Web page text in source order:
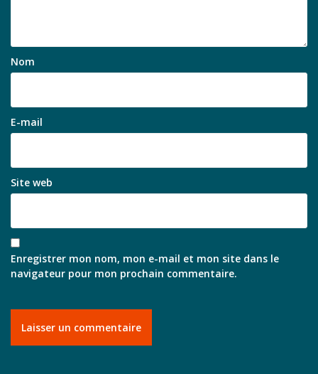
Nom
E-mail
Site web
Enregistrer mon nom, mon e-mail et mon site dans le
navigateur pour mon prochain commentaire.